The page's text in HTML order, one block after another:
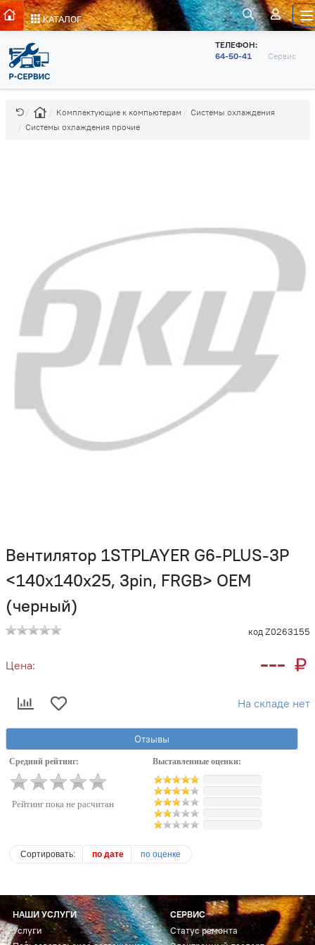
КАТАЛОГ
ТЕЛЕФОН:
64-50-41
Сервис
Комплектующие к компьютерам
Системы охлаждения
Системы охлаждения прочие
Вентилятор 1STPLAYER G6-PLUS-3P
<140x140x25, 3pin, FRGB> OEM
(черный)
код Z0263155
Цена: ---
На складе нет
Отзывы
Средний рейтинг:
Рейтинг пока не расчитан
Выставленные оценки:
Сортировать: по дате по оценке
НАШИ УСЛУГИ
Услуги
СЕРВИС
Статус ремонта